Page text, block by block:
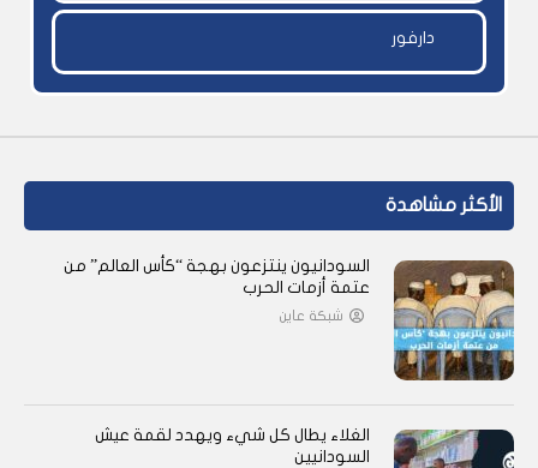
دارفور
الأكثر مشاهدة
السودانيون ينتزعون بهجة “كأس العالم” من
عتمة أزمات الحرب
شبكة عاين
الغلاء يطال كل شيء ويهدد لقمة عيش
السودانيين